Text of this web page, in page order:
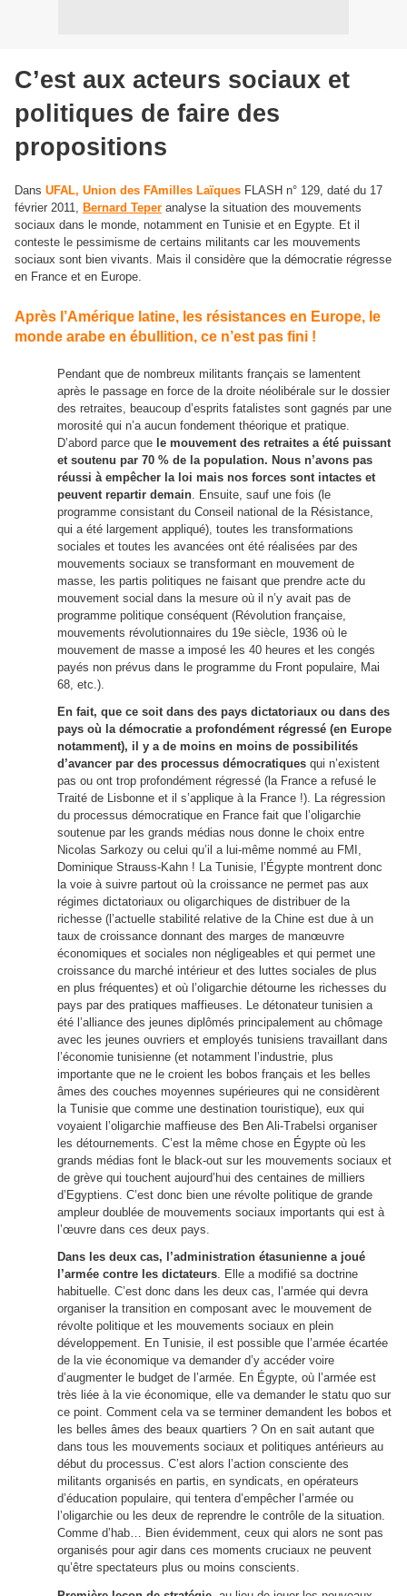
C’est aux acteurs sociaux et
politiques de faire des
propositions
Dans UFAL, Union des FAmilles Laïques FLASH n° 129, daté du 17
février 2011, Bernard Teper analyse la situation des mouvements
sociaux dans le monde, notamment en Tunisie et en Egypte. Et il
conteste le pessimisme de certains militants car les mouvements
sociaux sont bien vivants. Mais il considère que la démocratie régresse
en France et en Europe.
Après l’Amérique latine, les résistances en Europe, le
monde arabe en ébullition, ce n’est pas fini !
Pendant que de nombreux militants français se lamentent
après le passage en force de la droite néolibérale sur le dossier
des retraites, beaucoup d’esprits fatalistes sont gagnés par une
morosité qui n’a aucun fondement théorique et pratique.
D’abord parce que le mouvement des retraites a été puissant
et soutenu par 70 % de la population. Nous n’avons pas
réussi à empêcher la loi mais nos forces sont intactes et
peuvent repartir demain. Ensuite, sauf une fois (le
programme consistant du Conseil national de la Résistance,
qui a été largement appliqué), toutes les transformations
sociales et toutes les avancées ont été réalisées par des
mouvements sociaux se transformant en mouvement de
masse, les partis politiques ne faisant que prendre acte du
mouvement social dans la mesure où il n’y avait pas de
programme politique conséquent (Révolution française,
mouvements révolutionnaires du 19e siècle, 1936 où le
mouvement de masse a imposé les 40 heures et les congés
payés non prévus dans le programme du Front populaire, Mai
68, etc.).
En fait, que ce soit dans des pays dictatoriaux ou dans des
pays où la démocratie a profondément régressé (en Europe
notamment), il y a de moins en moins de possibilités
d’avancer par des processus démocratiques qui n’existent
pas ou ont trop profondément régressé (la France a refusé le
Traité de Lisbonne et il s’applique à la France !). La régression
du processus démocratique en France fait que l’oligarchie
soutenue par les grands médias nous donne le choix entre
Nicolas Sarkozy ou celui qu’il a lui-même nommé au FMI,
Dominique Strauss-Kahn ! La Tunisie, l’Égypte montrent donc
la voie à suivre partout où la croissance ne permet pas aux
régimes dictatoriaux ou oligarchiques de distribuer de la
richesse (l’actuelle stabilité relative de la Chine est due à un
taux de croissance donnant des marges de manœuvre
économiques et sociales non négligeables et qui permet une
croissance du marché intérieur et des luttes sociales de plus
en plus fréquentes) et où l’oligarchie détourne les richesses du
pays par des pratiques maffieuses. Le détonateur tunisien a
été l’alliance des jeunes diplômés principalement au chômage
avec les jeunes ouvriers et employés tunisiens travaillant dans
l’économie tunisienne (et notamment l’industrie, plus
importante que ne le croient les bobos français et les belles
âmes des couches moyennes supérieures qui ne considèrent
la Tunisie que comme une destination touristique), eux qui
voyaient l’oligarchie maffieuse des Ben Ali-Trabelsi organiser
les détournements. C’est la même chose en Égypte où les
grands médias font le black-out sur les mouvements sociaux et
de grève qui touchent aujourd’hui des centaines de milliers
d’Egyptiens. C’est donc bien une révolte politique de grande
ampleur doublée de mouvements sociaux importants qui est à
l’œuvre dans ces deux pays.
Dans les deux cas, l’administration étasunienne a joué
l’armée contre les dictateurs. Elle a modifié sa doctrine
habituelle. C’est donc dans les deux cas, l’armée qui devra
organiser la transition en composant avec le mouvement de
révolte politique et les mouvements sociaux en plein
développement. En Tunisie, il est possible que l’armée écartée
de la vie économique va demander d’y accéder voire
d’augmenter le budget de l’armée. En Égypte, où l’armée est
très liée à la vie économique, elle va demander le statu quo sur
ce point. Comment cela va se terminer demandent les bobos et
les belles âmes des beaux quartiers ? On en sait autant que
dans tous les mouvements sociaux et politiques antérieurs au
début du processus. C’est alors l’action consciente des
militants organisés en partis, en syndicats, en opérateurs
d’éducation populaire, qui tentera d’empêcher l’armée ou
l’oligarchie ou les deux de reprendre le contrôle de la situation.
Comme d’hab… Bien évidemment, ceux qui alors ne sont pas
organisés pour agir dans ces moments cruciaux ne peuvent
qu’être spectateurs plus ou moins conscients.